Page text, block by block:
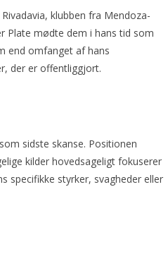
Rivadavia, klubben fra Mendoza-
Plate mødte dem i hans tid som
end omfanget af hans
der er offentliggjort.
sidste skanse. Positionen
kilder hovedsageligt fokuserer
specifikke styrker, svagheder eller